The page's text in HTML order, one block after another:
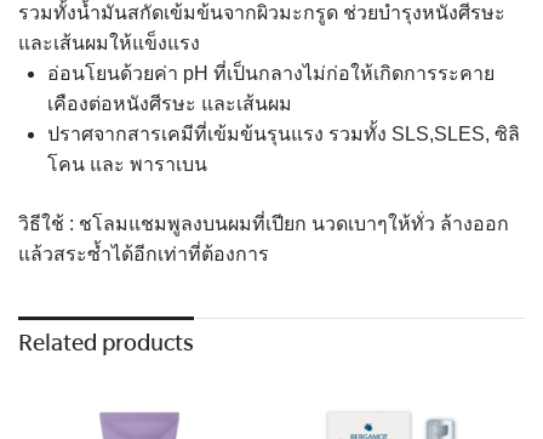
รวมทั้งน้ำมันสกัดเข้มข้นจากผิวมะกรูด ช่วยบำรุงหนังศีรษะ
และเส้นผมให้แข็งแรง
อ่อนโยนด้วยค่า pH ที่เป็นกลางไม่ก่อให้เกิดการระคาย
เคืองต่อหนังศีรษะ และเส้นผม
ปราศจากสารเคมีที่เข้มข้นรุนแรง รวมทั้ง SLS,SLES, ซิลิ
โคน และ พาราเบน
วิธีใช้ : ชโลมแชมพูลงบนผมที่เปียก นวดเบาๆให้ทั่ว ล้างออก
แล้วสระซ้ำได้อีกเท่าที่ต้องการ
Related products